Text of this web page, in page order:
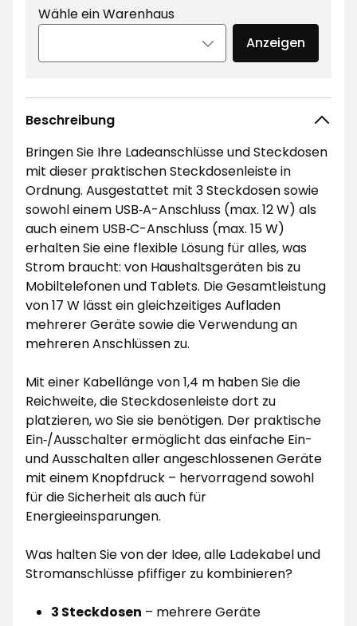
Wähle ein Warenhaus
Anzeigen
Beschreibung
Bringen Sie Ihre Ladeanschlüsse und Steckdosen
mit dieser praktischen Steckdosenleiste in
Ordnung. Ausgestattet mit 3 Steckdosen sowie
sowohl einem USB‑A-Anschluss (max. 12 W) als
auch einem USB‑C-Anschluss (max. 15 W)
erhalten Sie eine flexible Lösung für alles, was
Strom braucht: von Haushaltsgeräten bis zu
Mobiltelefonen und Tablets. Die Gesamtleistung
von 17 W lässt ein gleichzeitiges Aufladen
mehrerer Geräte sowie die Verwendung an
mehreren Anschlüssen zu.
Mit einer Kabellänge von 1,4 m haben Sie die
Reichweite, die Steckdosenleiste dort zu
platzieren, wo Sie sie benötigen. Der praktische
Ein‑/Ausschalter ermöglicht das einfache Ein-
und Ausschalten aller angeschlossenen Geräte
mit einem Knopfdruck – hervorragend sowohl
für die Sicherheit als auch für
Energieeinsparungen.
Was halten Sie von der Idee, alle Ladekabel und
Stromanschlüsse pfiffiger zu kombinieren?
3 Steckdosen – mehrere Geräte